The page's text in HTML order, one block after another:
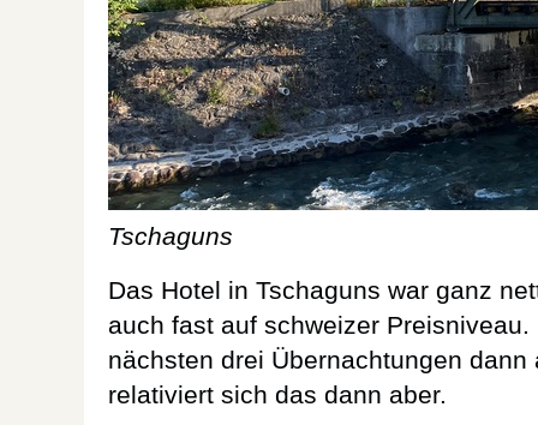
Tschaguns
Das Hotel in Tschaguns war ganz
auch fast auf schweizer
nächsten drei Übernachtungen dann
relativiert sich das dann aber.